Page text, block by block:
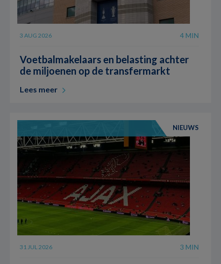
3 AUG 2026 4 MIN
Voetbalmakelaars en belasting achter
de miljoenen op de transfermarkt
Lees meer
NIEUWS
31 JUL 2026 3 MIN